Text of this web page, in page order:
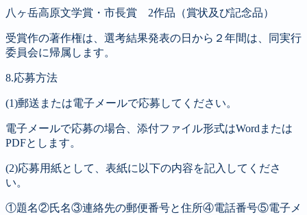
八ヶ岳高原文学賞・市長賞 2作品（賞状及び記念品）
受賞作の著作権は、選考結果発表の日から２年間は、同実行
委員会に帰属します。
8.応募方法
(1)郵送または電子メールで応募してください。
電子メールで応募の場合、添付ファイル形式はWordまたは
PDFとします。
(2)応募用紙として、表紙に以下の内容を記入してくださ
い。
①題名②氏名③連絡先の郵便番号と住所④電話番号⑤電子メ